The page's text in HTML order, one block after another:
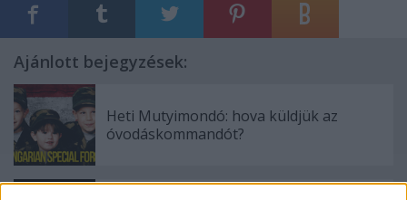
Ajánlott bejegyzések:
Heti Mutyimondó: hova küldjük az
óvodáskommandót?